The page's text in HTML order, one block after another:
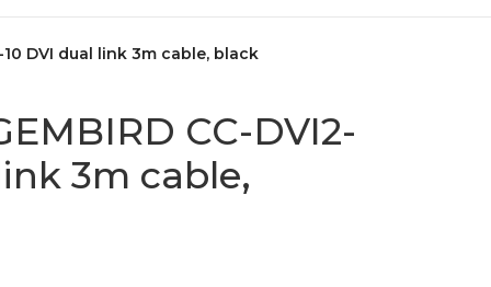
10 DVI dual link 3m cable, black
CC-DVI2-
3m cable,